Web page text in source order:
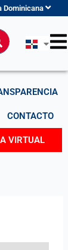
Dominicana
CONTACTO
VIRTUAL